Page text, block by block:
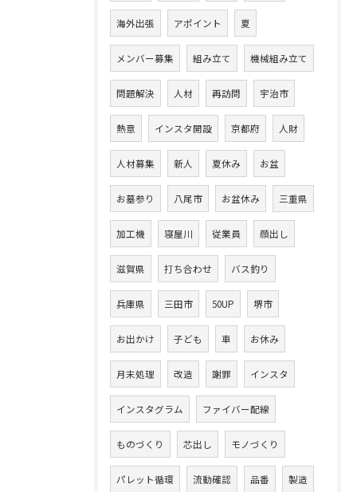
海外出張 アポイント 夏
メンバー募集 組み立て 機械組み立て
問題解決 人材 再訪問 宇治市
熱意 インスタ開設 京都府 人財
人材募集 新人 夏休み お盆
お墓参り 八尾市 お盆休み 三重県
加工機 寝屋川 従業員 顔出し
滋賀県 打ち合わせ バス釣り
兵庫県 三田市 50UP 堺市
お出かけ 子ども 車 お休み
月末処理 改造 謝罪 インスタ
インスタグラム ファイバー配線
ものづくり 芯出し モノづくり
パレット循環 流動確認 品番 製造